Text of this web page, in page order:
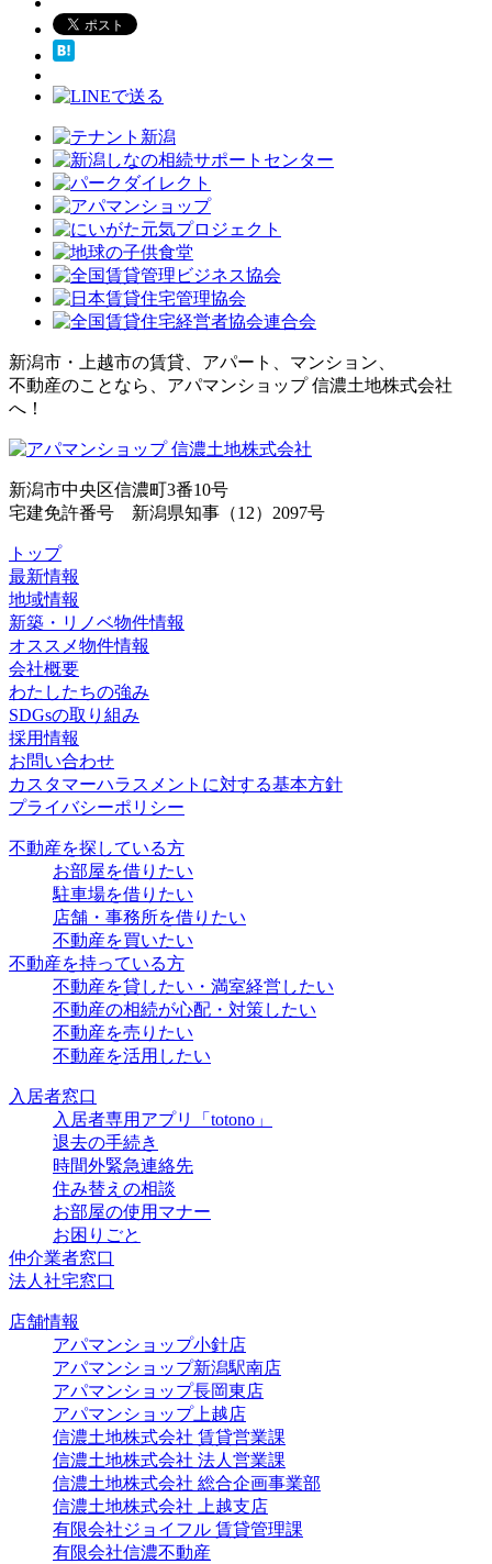
新潟市・上越市の賃貸、アパート、マンション、
不動産のことなら、アパマンショップ 信濃土地株式会社
へ！
新潟市中央区信濃町3番10号
宅建免許番号 新潟県知事（12）2097号
トップ
最新情報
地域情報
新築・リノベ物件情報
オススメ物件情報
会社概要
わたしたちの強み
SDGsの取り組み
採用情報
お問い合わせ
カスタマーハラスメントに対する基本方針
プライバシーポリシー
不動産を探している方
お部屋を借りたい
駐車場を借りたい
店舗・事務所を借りたい
不動産を買いたい
不動産を持っている方
不動産を貸したい・満室経営したい
不動産の相続が心配・対策したい
不動産を売りたい
不動産を活用したい
入居者窓口
入居者専用アプリ「totono」
退去の手続き
時間外緊急連絡先
住み替えの相談
お部屋の使用マナー
お困りごと
仲介業者窓口
法人社宅窓口
店舗情報
アパマンショップ小針店
アパマンショップ新潟駅南店
アパマンショップ長岡東店
アパマンショップ上越店
信濃土地株式会社 賃貸営業課
信濃土地株式会社 法人営業課
信濃土地株式会社 総合企画事業部
信濃土地株式会社 上越支店
有限会社ジョイフル 賃貸管理課
有限会社信濃不動産